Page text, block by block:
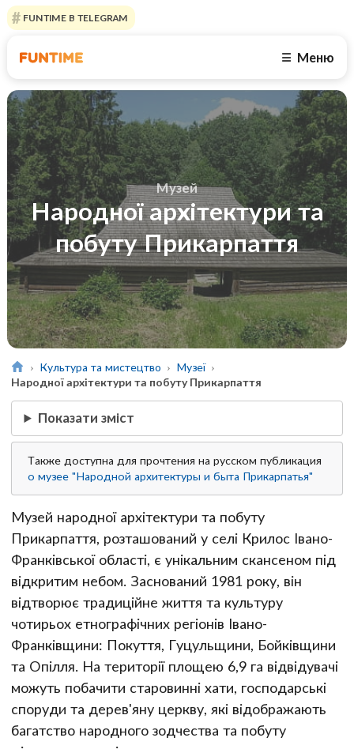
FUNTIME В TELEGRAM
☰ Меню
Музей
Народної архітектури та
побуту Прикарпаття
Культура та мистецтво
Музеї
Народної архітектури та побуту Прикарпаття
Показати зміст
Также доступна для прочтения на русском публикация
о музее "Народной архитектуры и быта Прикарпатья"
Музей народної архітектури та побуту
Прикарпаття, розташований у селі Крилос Івано-
Франківської області, є унікальним скансеном під
відкритим небом. Заснований 1981 року, він
відтворює традиційне життя та культуру
чотирьох етнографічних регіонів Івано-
Франківщини: Покуття, Гуцульщини, Бойківщини
та Опілля. На території площею 6,9 га відвідувачі
можуть побачити старовинні хати, господарські
споруди та дерев'яну церкву, які відображають
багатство народного зодчества та побуту